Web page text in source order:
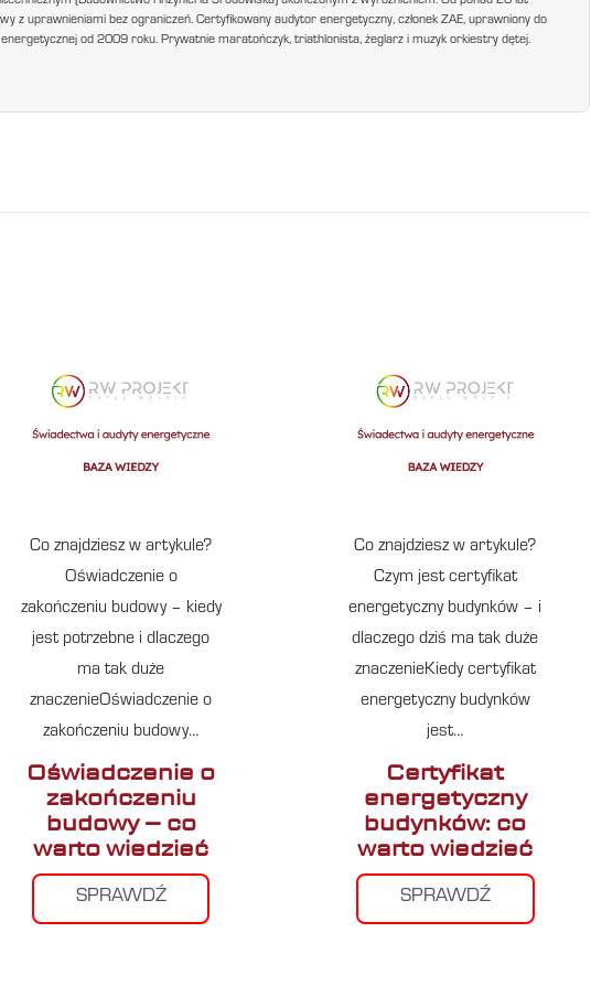
z uprawnieniami bez ograniczeń. Certyfikowany audytor energetyczny, członek ZAE, uprawniony do
od 2009 roku. Prywatnie maratończyk, triathlonista, żeglarz i muzyk orkiestry dętej.
Co znajdziesz w artykule?
Oświadczenie o
zakończeniu budowy – kiedy
jest potrzebne i dlaczego
ma tak duże
znaczenieOświadczenie o
zakończeniu budowy…
Oświadczenie o
zakończeniu
budowy – co
warto wiedzieć
SPRAWDŹ
Co znajdziesz w artykule?
Czym jest certyfikat
energetyczny budynków – i
dlaczego dziś ma tak duże
znaczenieKiedy certyfikat
energetyczny budynków
jest…
Certyfikat
energetyczny
budynków: co
warto wiedzieć
SPRAWDŹ